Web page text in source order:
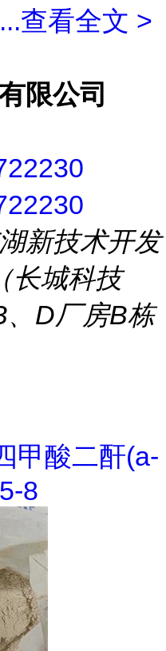
...查看全文 >
限公司
新技术开发
长城科技
、D厂房B栋
甲酸二酐(a-
8